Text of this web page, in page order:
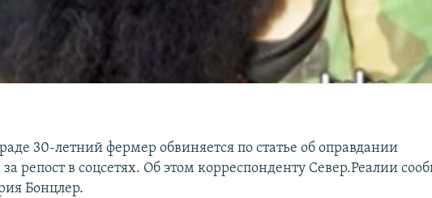
30-летний фермер обвиняется по статье об оправдании
репост в соцсетях. Об этом корреспонденту Север.Реалии
Бонцлер.